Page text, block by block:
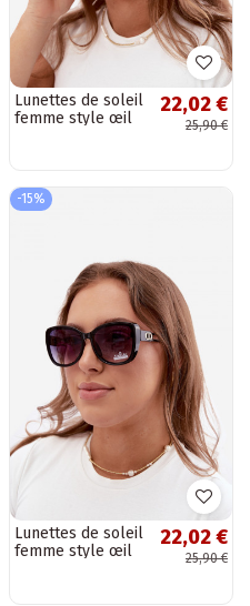
Lunettes de soleil
femme style œil
22,02 €
25,90 €
-15%
Lunettes de soleil
femme style œil
22,02 €
25,90 €